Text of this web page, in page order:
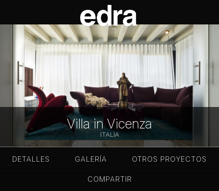
Villa in Vicenza
ITALIA
DETALLES GALERÍA OTROS PROYECTOS
COMPARTIR